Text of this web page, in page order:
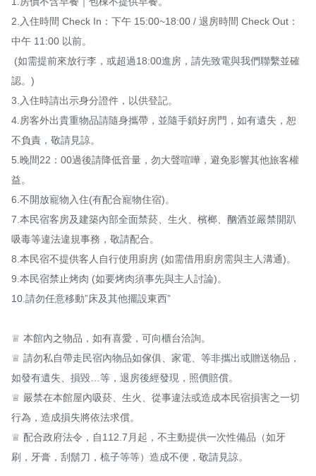
2.入住時間 Check In：下午 15:00~18:00 / 退房時間 Check Out：
中午 11:00 以前。
認。)
3.入住時請出示身分證件，以供登記。
4.房客外出貴重物品請隨身攜帶，並隨手鎖好房門，如有遺失，恕
不負責，敬請見諒。
5.晚間22：00過後請降低音量，勿大聲喧嘩，避免影響其他旅客權
益。
6.不開放寵物入住(有配合寵物住宿)。
7.本民宿客房及建築內部全面禁菸、生火、檳榔、酗酒並嚴禁開趴
吸毒等違法違規事務，敬請配合。
8.本民宿不提供客人自行使用廚房 (如需借用廚房需與主人溝通)。
9.本民宿禁止烤肉 (如要烤肉須事先與主人討論)。
10.請勿任意移動”床及其他擺設東西”
♕ 本館內之物品，如有喜愛，可向櫃台洽詢。
♕ 請勿私自帶走民宿內物品如傢俱、家電、等非攜出或贈送物品，
如發有遺失、損毀…等，退房後經發現，照價賠償。
♕ 嚴禁在本館屋內吸菸、生火、從事違法或造成本民宿損害之一切
行為，造成損失將依法求償。
♕ 配合政府法令，自112.7月起，不主動提供一次性備品（如牙
刷，牙膏，刮鬍刀，梳子等等）造成不便，敬請見諒。